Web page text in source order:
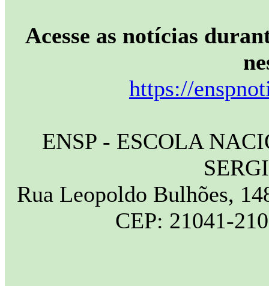
Acesse as notícias
https://
ENSP - ESCOLA
Rua Leopoldo Bulhões,
CEP: 21041-